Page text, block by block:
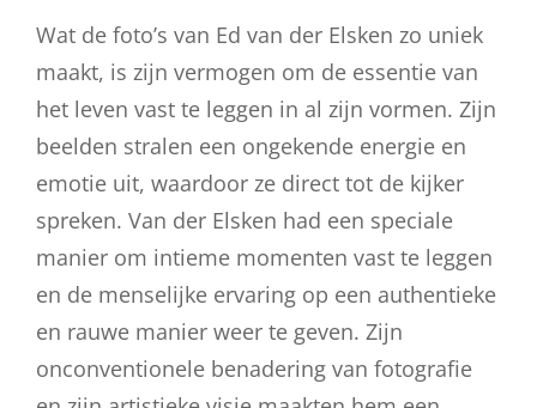
Wat de foto’s van Ed van der Elsken zo uniek
maakt, is zijn vermogen om de essentie van
het leven vast te leggen in al zijn vormen. Zijn
beelden stralen een ongekende energie en
emotie uit, waardoor ze direct tot de kijker
spreken. Van der Elsken had een speciale
manier om intieme momenten vast te leggen
en de menselijke ervaring op een authentieke
en rauwe manier weer te geven. Zijn
onconventionele benadering van fotografie